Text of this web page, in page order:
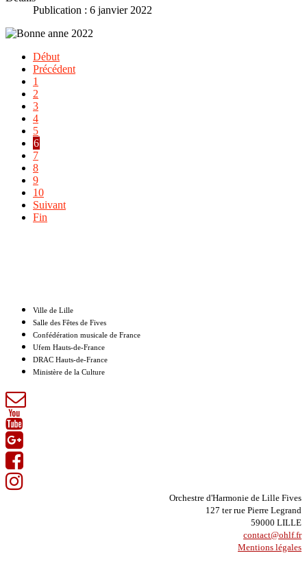
Publication : 6 janvier 2022
Début
Précédent
1
2
3
4
5
6
7
8
9
10
Suivant
Fin
Ville de Lille
Salle des Fêtes de Fives
Confédération musicale de France
Ufem Hauts-de-France
DRAC Hauts-de-France
Ministère de la Culture
Orchestre d'Harmonie de Lille Fives
127 ter rue Pierre Legrand
59000 LILLE
contact@ohlf.fr
Mentions légales